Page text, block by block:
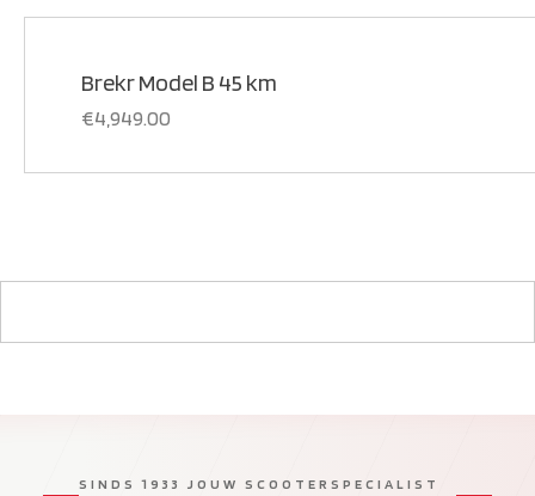
Brekr Model B 45 km
€4,949.00
SINDS 1933 JOUW SCOOTERSPECIALIST